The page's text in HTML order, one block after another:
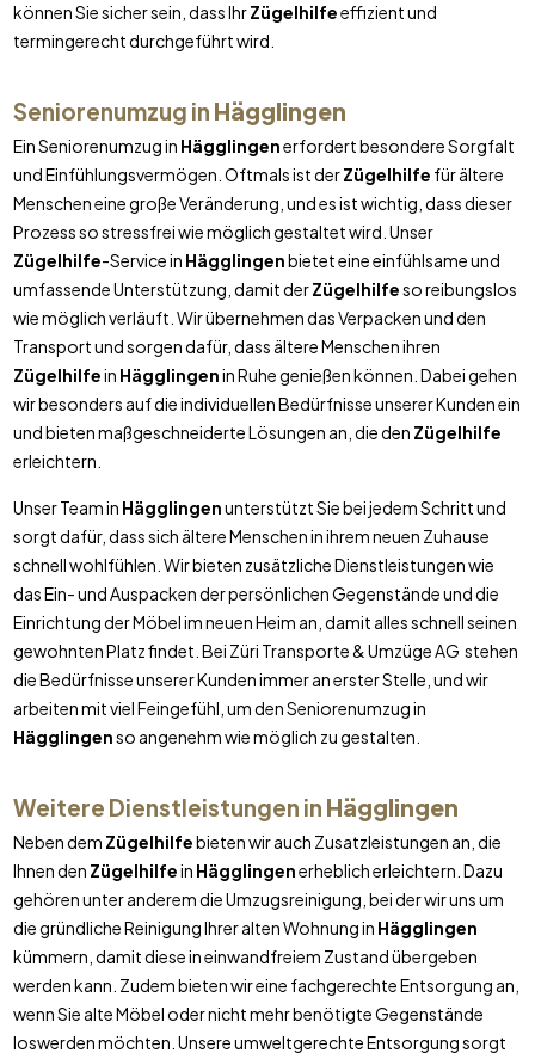
können Sie sicher sein, dass IhrZügelhilfeeffizient und
termingerecht durchgeführt wird.
Seniorenumzug in Hägglingen
Ein Seniorenumzug in Hägglingenerfordert besondere Sorgfalt
und Einfühlungsvermögen. Oftmals ist derZügelhilfe für ältere
Menschen eine große Veränderung, und es ist wichtig, dass dieser
Prozess so stressfrei wie möglich gestaltet wird. Unser
Zügelhilfe-Service in Hägglingenbietet eine einfühlsame und
umfassende Unterstützung, damit derZügelhilfeso reibungslos
wie möglich verläuft. Wir übernehmen das Verpacken und den
Transport und sorgen dafür, dass ältere Menschen ihren
Zügelhilfein Hägglingenin Ruhe genießen können. Dabei gehen
wir besonders auf die individuellen Bedürfnisse unserer Kunden ein
und bieten maßgeschneiderte Lösungen an, die den Zügelhilfe
erleichtern.
Unser Team in Hägglingenunterstützt Sie bei jedem Schritt und
sorgt dafür, dass sich ältere Menschen in ihrem neuen Zuhause
schnell wohlfühlen. Wir bieten zusätzliche Dienstleistungen wie
das Ein- und Auspacken der persönlichen Gegenstände und die
Einrichtung der Möbel im neuen Heim an, damit alles schnell seinen
gewohnten Platz findet. Bei Züri Transporte & Umzüge AG stehen
die Bedürfnisse unserer Kunden immer an erster Stelle, und wir
arbeiten mit viel Feingefühl, um den Seniorenumzug in
Hägglingenso angenehm wie möglich zu gestalten.
Weitere Dienstleistungen in Hägglingen
Neben dem Zügelhilfebieten wir auch Zusatzleistungen an, die
Ihnen den Zügelhilfein Hägglingenerheblich erleichtern. Dazu
gehören unter anderem die Umzugsreinigung, bei der wir uns um
die gründliche Reinigung Ihrer alten Wohnung in Hägglingen
kümmern, damit diese in einwandfreiem Zustand übergeben
werden kann. Zudem bieten wir eine fachgerechte Entsorgung an,
wenn Sie alte Möbel oder nicht mehr benötigte Gegenstände
loswerden möchten. Unsere umweltgerechte Entsorgung sorgt